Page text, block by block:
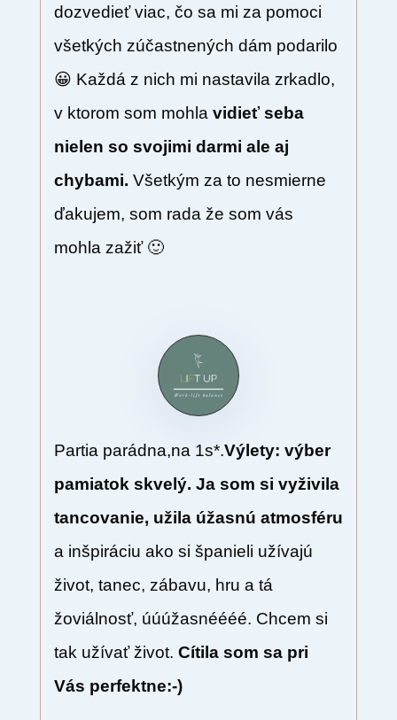
dozvedieť viac, čo sa mi za pomoci
všetkých zúčastnených dám podarilo
😀 Každá z nich mi nastavila zrkadlo,
v ktorom som mohla vidieť seba
nielen so svojimi darmi ale aj
chybami. Všetkým za to nesmierne
ďakujem, som rada že som vás
mohla zažiť 🙂
Partia parádna,na 1s*.Výlety: výber
pamiatok skvelý. Ja som si vyživila
tancovanie, užila úžasnú atmosféru
a inšpiráciu ako si španieli užívajú
život, tanec, zábavu, hru a tá
žoviálnosť, úúúžasnéééé. Chcem si
tak užívať život. Cítila som sa pri
Vás perfektne:-)